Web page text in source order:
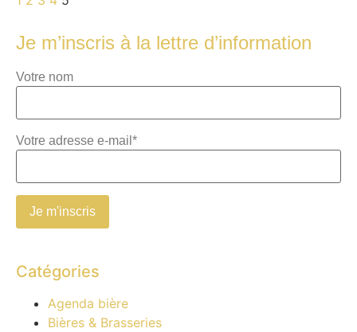
Je m’inscris à la lettre d’information
Votre nom
Votre adresse e-mail*
Catégories
Agenda bière
Bières & Brasseries